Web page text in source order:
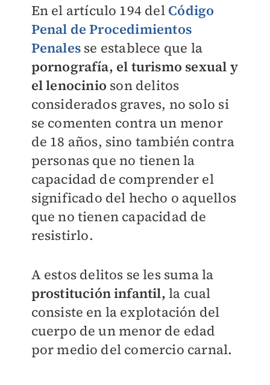
En el artículo 194 del Código
Penal de Procedimientos
Penalesse establece que la
pornografía, el turismo sexual y
el lenocinio son delitos
considerados graves, no solo si
se comenten contra un menor
de 18 años, sino también contra
personas que no tienen la
capacidad de comprender el
significado del hecho o aquellos
que no tienen capacidad de
resistirlo.
A estos delitos se les suma la
prostitución infantil, la cual
consiste en la explotación del
cuerpo de un menor de edad
por medio del comercio carnal.